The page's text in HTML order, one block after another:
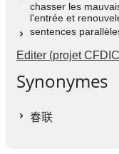
chasser les
l'entrée et
sentences
Editer (projet
Synonymes
春联